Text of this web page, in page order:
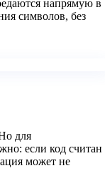
напрямую в
символов, без
для
если код считан
может не